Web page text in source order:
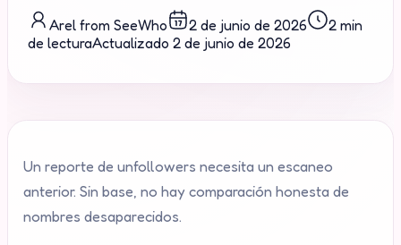
Arel from SeeWho 2 de junio de 2026
2 min
de lecturaActualizado 2 de junio de 2026
Un reporte de unfollowers necesita un escaneo
anterior. Sin base, no hay comparación honesta de
nombres desaparecidos.